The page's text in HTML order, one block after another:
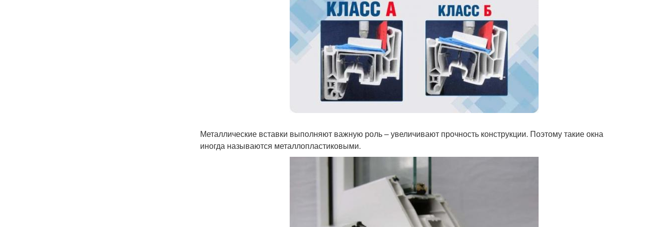
Металлические вставки выполняют важную роль – увеличивают прочность конструкции. Поэтому такие окна
иногда называются металлопластиковыми.